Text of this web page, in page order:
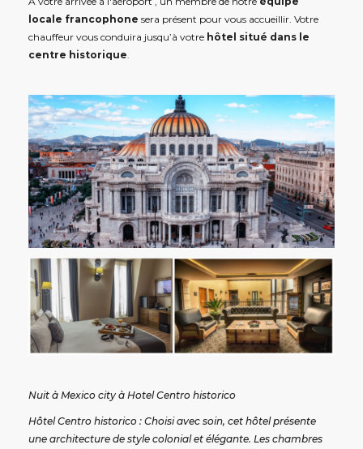
locale francophone sera présent pour vous accueillir. Votre
chauffeur vous conduira jusqu’à votre hôtel situé dans le
centre historique
Nuit à Mexico city à Hotel Centro historico
Hôtel Centro historico : Choisi avec soin, cet hôtel présente
une architecture de style colonial et élégante. Les chambres